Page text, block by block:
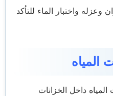
وعزله واختبار الماء للتأكد
المياه
داخل الخزانات